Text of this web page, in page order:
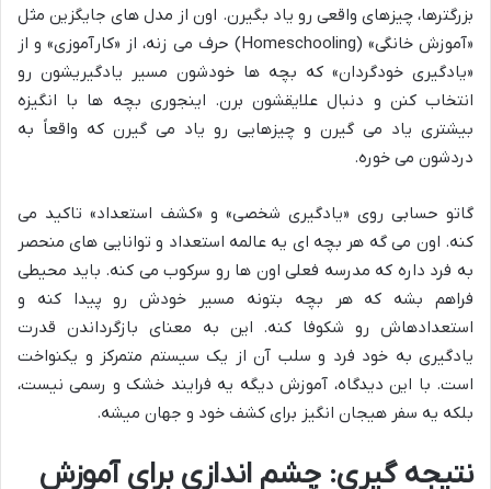
بزرگترها، چیزهای واقعی رو یاد بگیرن. اون از مدل های جایگزین مثل
«آموزش خانگی» (Homeschooling) حرف می زنه، از «کارآموزی» و از
«یادگیری خودگردان» که بچه ها خودشون مسیر یادگیریشون رو
انتخاب کنن و دنبال علایقشون برن. اینجوری بچه ها با انگیزه
بیشتری یاد می گیرن و چیزهایی رو یاد می گیرن که واقعاً به
دردشون می خوره.
گاتو حسابی روی «یادگیری شخصی» و «کشف استعداد» تاکید می
کنه. اون می گه هر بچه ای یه عالمه استعداد و توانایی های منحصر
به فرد داره که مدرسه فعلی اون ها رو سرکوب می کنه. باید محیطی
فراهم بشه که هر بچه بتونه مسیر خودش رو پیدا کنه و
استعدادهاش رو شکوفا کنه. این به معنای بازگرداندن قدرت
یادگیری به خود فرد و سلب آن از یک سیستم متمرکز و یکنواخت
است. با این دیدگاه، آموزش دیگه یه فرایند خشک و رسمی نیست،
بلکه یه سفر هیجان انگیز برای کشف خود و جهان میشه.
نتیجه گیری: چشم اندازی برای آموزش